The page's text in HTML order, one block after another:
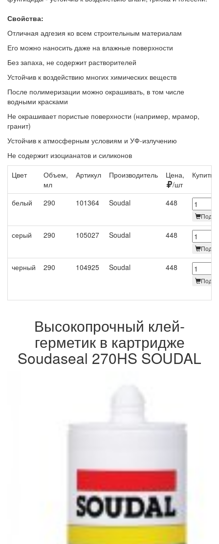
Свойства:
Отличная адгезия ко всем строительным материалам
Его можно наносить даже на влажные поверхности
Без запаха, не содержит растворителей
Устойчив к воздействию многих химических веществ
После полимеризации можно окрашивать, в том числе
водными красками
Не окрашивает пористые поверхности (например, мрамор,
гранит)
Устойчив к атмосферным условиям и УФ-излучению
Не содержит изоцианатов и силиконов
Цвет
Объем,
мл
Артикул Производитель
Цена,
/шт
Купить
белый 290 101364 Soudal 448
Под
серый 290 105027 Soudal 448
Под
черный 290 104925 Soudal 448
Под
Высокопрочный клей-
герметик в картридже
Soudaseal 270HS SOUDAL